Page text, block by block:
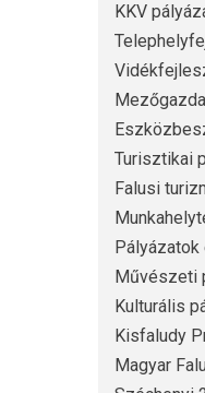
KKV
Turisztikai
Falusi
Művészeti
Kulturális
Kisfaludy
Magyar